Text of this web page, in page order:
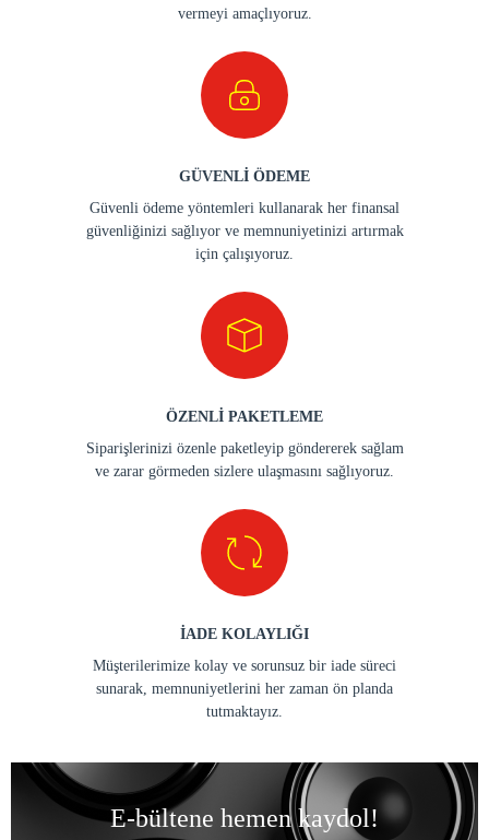
vermeyi amaçlıyoruz.
GÜVENLİ ÖDEME
Güvenli ödeme yöntemleri kullanarak her finansal
güvenliğinizi sağlıyor ve memnuniyetinizi artırmak
için çalışıyoruz.
ÖZENLİ PAKETLEME
Siparişlerinizi özenle paketleyip göndererek sağlam
ve zarar görmeden sizlere ulaşmasını sağlıyoruz.
İADE KOLAYLIĞI
Müşterilerimize kolay ve sorunsuz bir iade süreci
sunarak, memnuniyetlerini her zaman ön planda
tutmaktayız.
E-bültene hemen kaydol!